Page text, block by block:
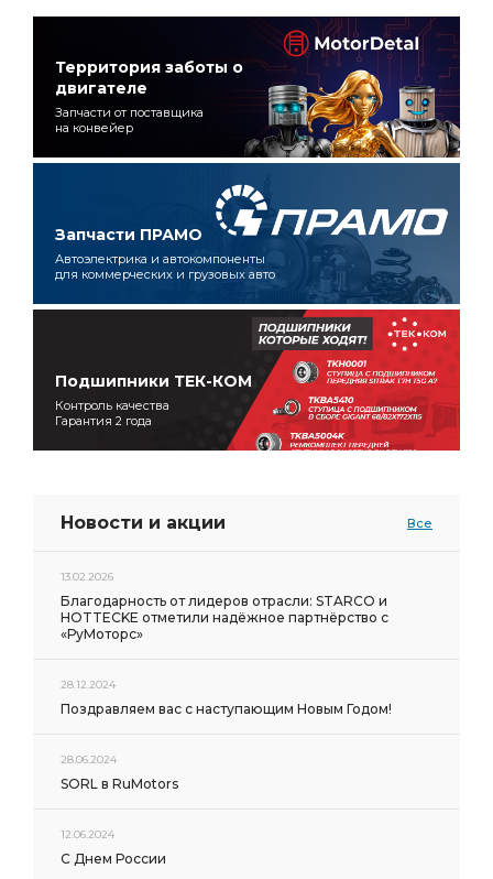
Территория заботы о
двигателе
Запчасти от поставщика
на конвейер
Запчасти ПРАМО
Автоэлектрика и автокомпоненты
для коммерческих и грузовых авто
Подшипники ТЕК-КОМ
Контроль качества
Гарантия 2 года
Новости и акции Все
13.02.2026
Благодарность от лидеров отрасли: STARCO и
HOTTECKE отметили надёжное партнёрство с
«РуМоторс»
28.12.2024
Поздравляем вас с наступающим Новым Годом!
28.06.2024
SORL в RuMotors
12.06.2024
С Днем России